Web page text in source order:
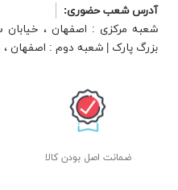
آدرس شعب حضوری:
شعبه مرکزی : اصفهان ، خیابان
بزرگ پارک | شعبه دوم : اصفهان
ضمانت اصل بودن کالا